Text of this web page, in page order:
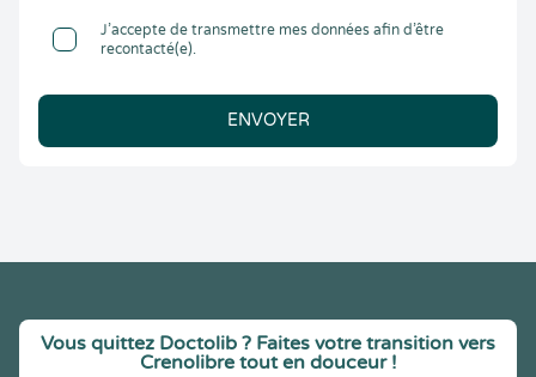
J’accepte de transmettre mes données afin d’être
recontacté(e).
ENVOYER
Vous quittez Doctolib ? Faites votre transition vers
Crenolibre tout en douceur !